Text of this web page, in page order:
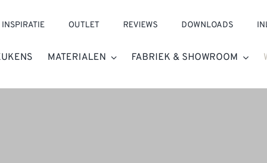
INSPIRATIE OUTLET REVIEWS DOWNLOADS
MATERIALEN FABRIEK & SHOWROOM